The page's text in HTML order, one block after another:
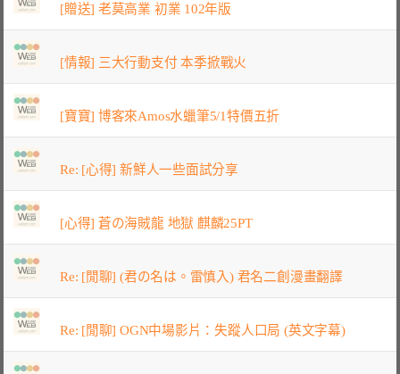
[贈送] 老莫高業 初業 102年版
[情報] 三大行動支付 本季掀戰火
[寶寶] 博客來Amos水蠟筆5/1特價五折
Re: [心得] 新鮮人一些面試分享
[心得] 蒼の海賊龍 地獄 麒麟25PT
Re: [閒聊] (君の名は。雷慎入) 君名二創漫畫翻譯
Re: [閒聊] OGN中場影片：失蹤人口局 (英文字幕)